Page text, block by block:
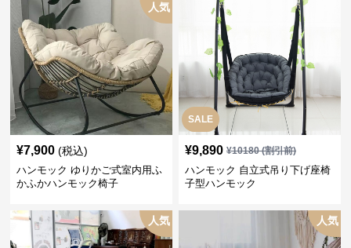
人気
¥7,900 (税込)
ハンモック ゆりかご式室内用ふ
かふかハンモック椅子
SALE
¥9,890 ¥10180(割引前)
ハンモック 自立式吊り下げ座椅
子型ハンモック
人気 人気